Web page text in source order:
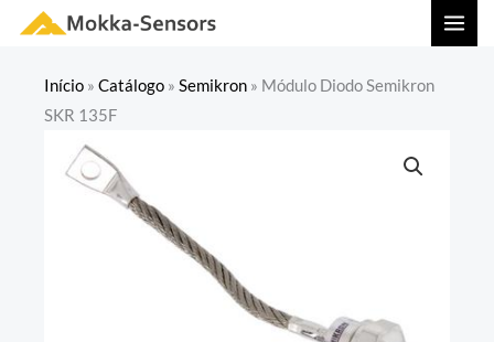
Início » Catálogo » Semikron » Módulo Diodo Semikron
SKR 135F